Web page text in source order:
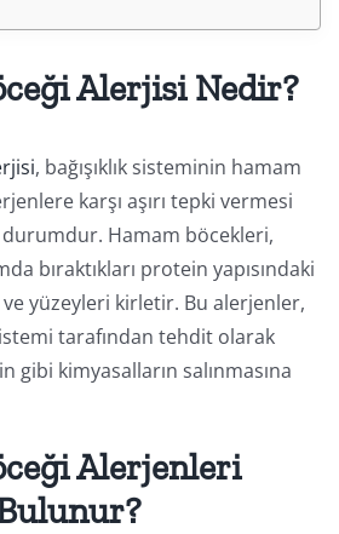
Alerjisi Nedir?
, bağışıklık sisteminin hamam
karşı aşırı tepki vermesi
Hamam böcekleri,
bıraktıkları protein yapısındaki
yüzeyleri kirletir. Bu alerjenler,
tarafından tehdit olarak
gibi kimyasalların salınmasına
Alerjenleri